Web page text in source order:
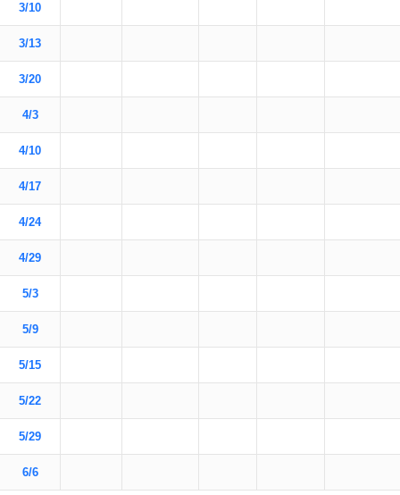
3/10
3/13
3/20
4/3
4/10
4/17
4/24
4/29
5/3
5/9
5/15
5/22
5/29
6/6